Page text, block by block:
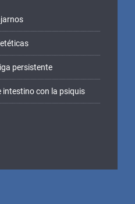
persistente
intestino con la psiquis